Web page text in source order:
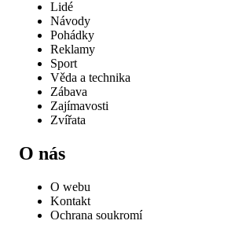
Lidé
Návody
Pohádky
Reklamy
Sport
Věda a technika
Zábava
Zajímavosti
Zvířata
O nás
O webu
Kontakt
Ochrana soukromí